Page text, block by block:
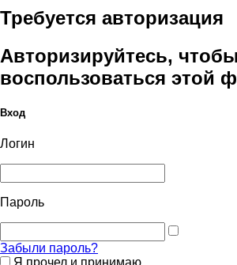
Требуется авторизация
Авторизируйтесь, чтобы
воспользоваться этой
Вход
Логин
Пароль
Забыли пароль?
Я прочел и принимаю